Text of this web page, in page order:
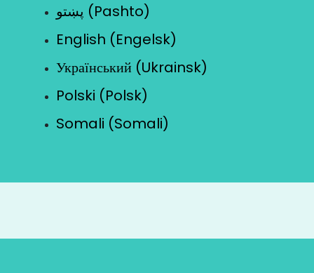
پښتو (Pashto)
English (Engelsk)
Український (Ukrainsk)
Polski (Polsk)
Somali (Somali)